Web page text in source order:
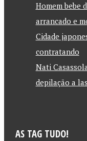
Homem bebe
arrancado e
Cidade
contratando
Nati
depilação a
AS TAG TUDO!